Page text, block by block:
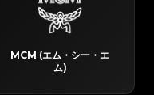
MCM (エム・シー・エ
ム)